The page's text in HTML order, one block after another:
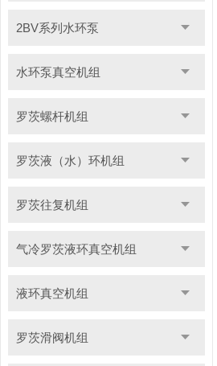
2BV系列水环泵
水环泵真空机组
罗茨螺杆机组
罗茨液（水）环机组
罗茨往复机组
气冷罗茨液环真空机组
液环真空机组
罗茨滑阀机组